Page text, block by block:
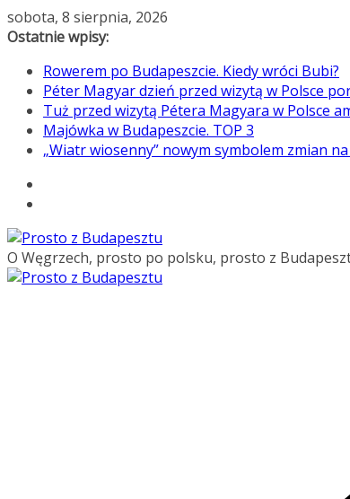
Przejdź
do
sobota, 8 sierpnia, 2026
Ostatnie wpisy:
Rowerem po Budapeszcie. Kiedy wróci Bubi?
Péter Magyar dzień przed wizytą w Polsce
Tuż przed wizytą Pétera Magyara w Polsce
Majówka w Budapeszcie. TOP 3
„Wiatr wiosenny” nowym symbolem zmian
O Węgrzech, prosto po polsku, prosto z